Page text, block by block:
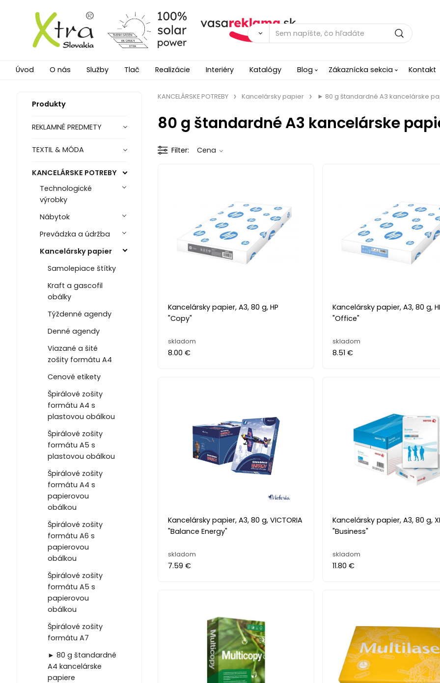
Úvod O nás Služby Tlač Realizácie Interiéry Katalógy Blog Zákaznícka sekcia Kontakt
Produkty
REKLAMNÉ PREDMETY
TEXTIL & MÓDA
KANCELÁRSKE POTREBY
Technologické
výrobky
Nábytok
Prevádzka a údržba
Kancelársky papier
Samolepiace štítky
Kraft a gascofil
obálky
Týždenné agendy
Denné agendy
Viazané a šité
zošity formátu A4
Cenové etikety
Špirálové zošity
formátu A4 s
plastovou obálkou
Špirálové zošity
formátu A5 s
plastovou obálkou
Špirálové zošity
formátu A4 s
papierovou
obálkou
Špirálové zošity
formátu A6 s
papierovou
obálkou
Špirálové zošity
formátu A5 s
papierovou
obálkou
Špirálové zošity
formátu A7
► 80 g štandardné
A4 kancelárske
papiere
KANCELÁRSKE POTREBY Kancelársky papier ► 80 g štandardné A3 kancelárske
80 g štandardné A3 kancelárske
Filter Cena
Kancelársky papier, A3, 80 g, HP
"Copy"
skladom
8.00 €
Kancelársky papier, A3, 80 g,
"Office"
skladom
8.51 €
Kancelársky papier, A3, 80 g, VICTORIA
"Balance Energy"
skladom
7.59 €
Kancelársky papier, A3, 80 g,
"Business"
skladom
11.80 €